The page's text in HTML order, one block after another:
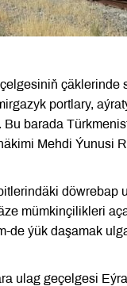
çäklerinde
portlary,
barada
Mehdi Ýunusi
döwrebap
mümkinçilikleri
de ýük daşamak
ulag geçelgesi